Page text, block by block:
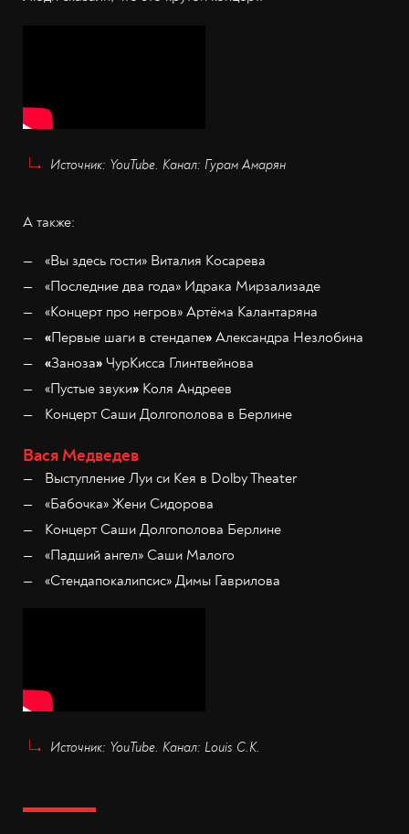
Источник: YouTube. Канал: Гурам Амарян
А также:
«Вы здесь гости» Виталия Косарева
«Последние два года» Идрака Мирзализаде
«Концерт про негров» Артёма Калантаряна
«Первые шаги в стендапе» Александра Незлобина
«Заноза» ЧурКисса Глинтвейнова
«Пустые звуки» Коля Андреев
Концерт Саши Долгополова в Берлине
Вася Медведев
Выступление Луи си Кея в Dolby Theater
«Бабочка» Жени Сидорова
Концерт Саши Долгополова Берлине
«Падший ангел» Саши Малого
«Стендапокалипсис» Димы Гаврилова
Источник: YouTube. Канал: Louis C.K.